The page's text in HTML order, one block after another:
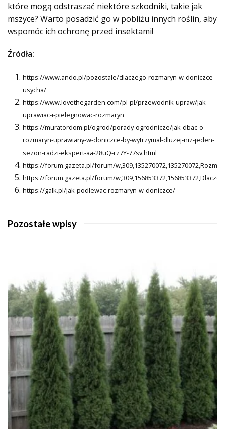
które mogą odstraszać niektóre szkodniki, takie jak
mszyce? Warto posadzić go w pobliżu innych roślin, aby
wspomóc ich ochronę przed insektami!
Źródła:
https://www.ando.pl/pozostale/dlaczego-rozmaryn-w-doniczce-
usycha/
https://www.lovethegarden.com/pl-pl/przewodnik-upraw/jak-
uprawiac-i-pielegnowac-rozmaryn
https://muratordom.pl/ogrod/porady-ogrodnicze/jak-dbac-o-
rozmaryn-uprawiany-w-doniczce-by-wytrzymal-dluzej-niz-jeden-
sezon-radzi-ekspert-aa-28uQ-rz7Y-77sv.html
https://forum.gazeta.pl/forum/
https://forum.gazeta.pl/forum/
https://galk.pl/jak-podlewac-rozmaryn-w-doniczce/
Pozostałe wpisy